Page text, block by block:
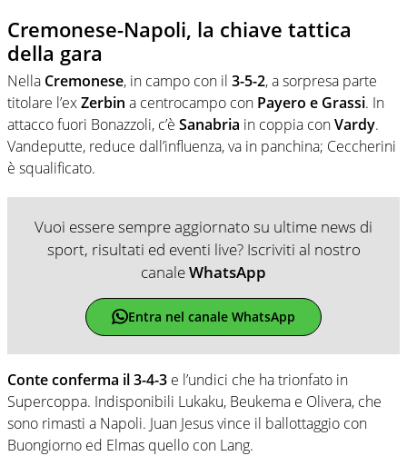
Cremonese-Napoli, la chiave tattica
della gara
Nella Cremonese, in campo con il 3-5-2, a sorpresa parte
titolare l’exZerbin a centrocampo con Payero e Grassi. In
attacco fuori Bonazzoli, c’è Sanabria in coppia conVardy.
Vandeputte, reduce dall’influenza, va in panchina; Ceccherini
è squalificato.
Vuoi essere sempre aggiornato su ultime news di
sport, risultati ed eventi live? Iscriviti al nostro
canaleWhatsApp
Entra nel canale WhatsApp
Conte conferma il 3-4-3 e l’undici che ha trionfato in
Supercoppa. Indisponibili Lukaku, Beukema e Olivera, che
sono rimasti a Napoli. Juan Jesus vince il ballottaggio con
Buongiorno ed Elmas quello con Lang.